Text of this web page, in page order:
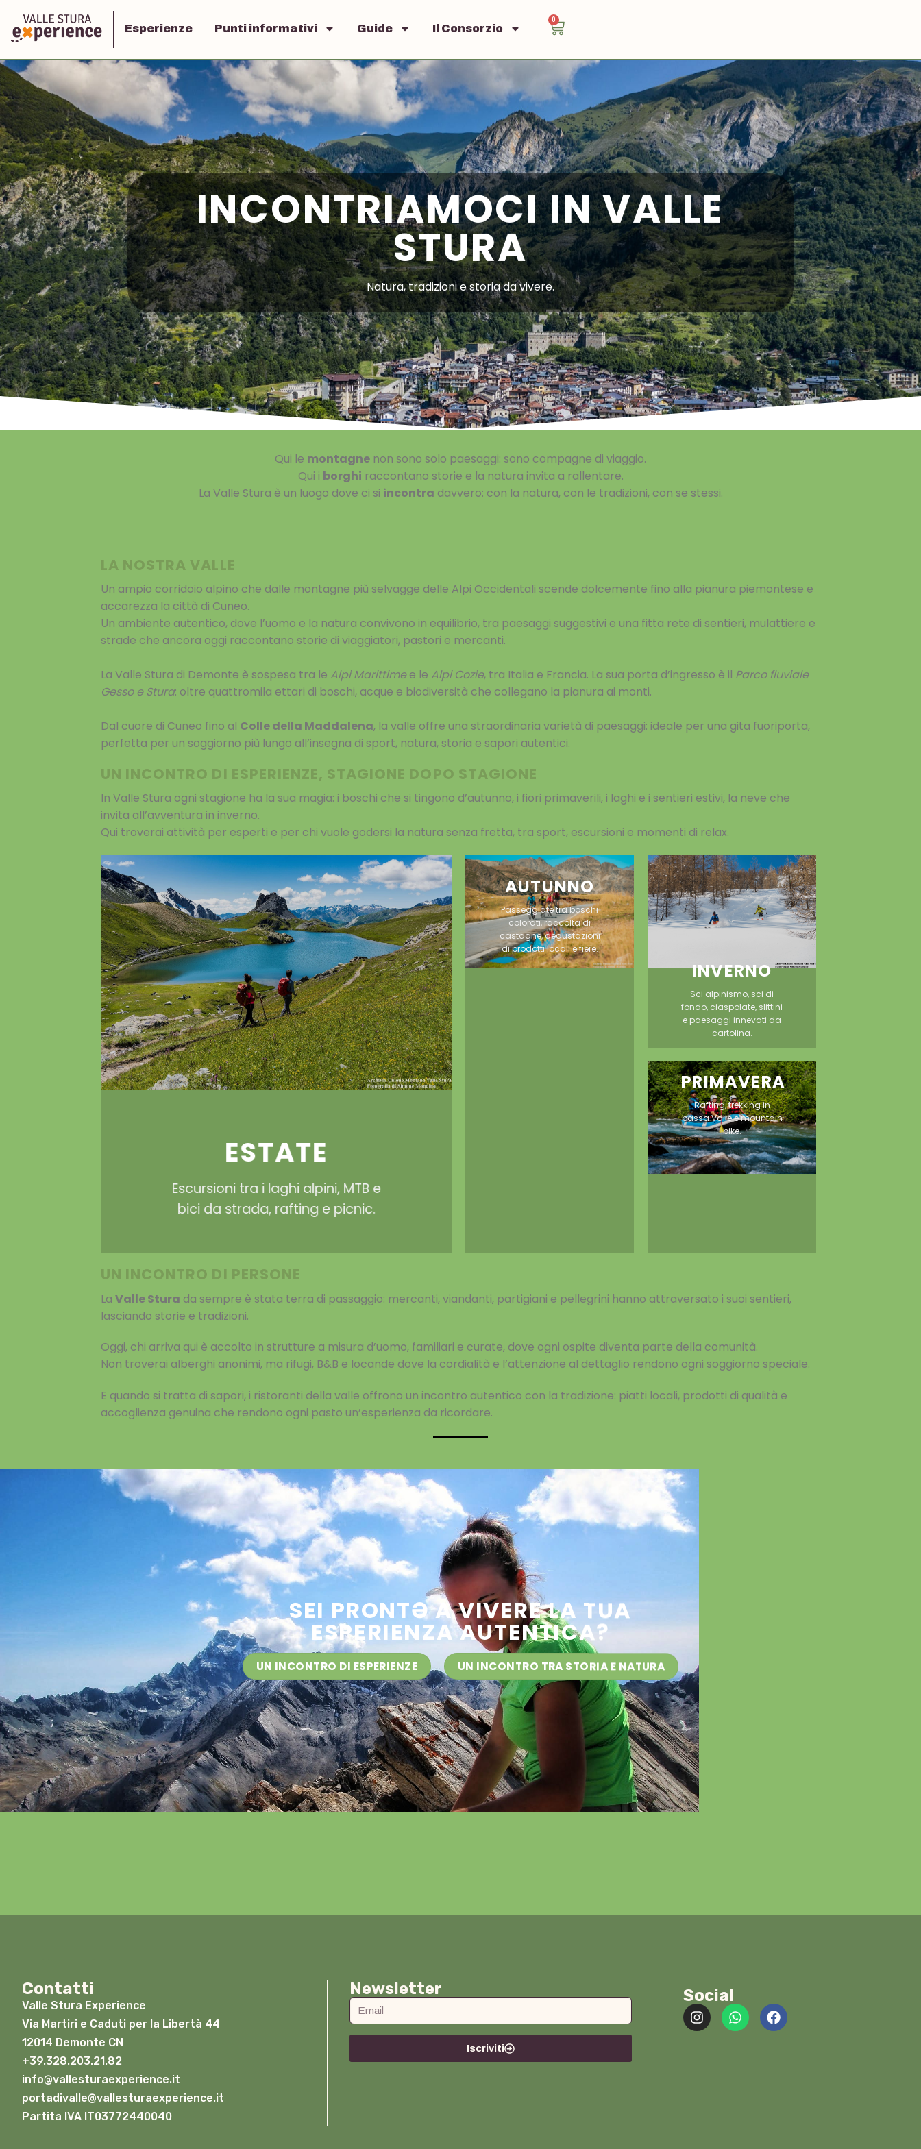
0
Esperienze Punti informativi Guide Il Consorzio
INCONTRIAMOCI IN VALLE
STURA
Natura, tradizioni e storia da vivere.
Qui le montagne non sono solo paesaggi: sono compagne di viaggio.
Qui i borghi raccontano storie e la natura invita a rallentare.
La Valle Stura è un luogo dove ci si incontra davvero: con la natura, con le tradizioni, con se stessi.
LA NOSTRA VALLE
Un ampio corridoio alpino che dalle montagne più selvagge delle Alpi Occidentali scende dolcemente fino alla pianura piemontese e
accarezza la città di Cuneo.
Un ambiente autentico, dove l’uomo e la natura convivono in equilibrio, tra paesaggi suggestivi e una fitta rete di sentieri, mulattiere e
strade che ancora oggi raccontano storie di viaggiatori, pastori e mercanti.
La Valle Stura di Demonte è sospesa tra le Alpi Marittimee le Alpi Cozie, tra Italia e Francia. La sua porta d’ingresso è il Parco fluviale
Gesso e Stura: oltre quattromila ettari di boschi, acque e biodiversità che collegano la pianura ai monti.
Dal cuore di Cuneo fino al Colle della Maddalena, la valle offre una straordinaria varietà di paesaggi: ideale per una gita fuoriporta,
perfetta per un soggiorno più lungo all’insegna di sport, natura, storia e sapori autentici.
UN INCONTRO DI ESPERIENZE, STAGIONE DOPO STAGIONE
In Valle Stura ogni stagione ha la sua magia: i boschi che si tingono d’autunno, i fiori primaverili, i laghi e i sentieri estivi, la neve che
invita all’avventura in inverno.
Qui troverai attività per esperti e per chi vuole godersi la natura senza fretta, tra sport, escursioni e momenti di relax.
ESTATE
Escursioni tra i laghi alpini, MTB e
bici da strada, rafting e picnic.
AUTUNNO
Passeggiate tra boschi
colorati, raccolta di
castagne, degustazioni
di prodotti locali e fiere.
INVERNO
Sci alpinismo, sci di
fondo, ciaspolate, slittini
e paesaggi innevati da
cartolina.
PRIMAVERA
Rafting, trekking in
bassa Valle e mountain
bike.
UN INCONTRO DI PERSONE
La Valle Stura da sempre è stata terra di passaggio: mercanti, viandanti, partigiani e pellegrini hanno attraversato i suoi sentieri,
lasciando storie e tradizioni.
Oggi, chi arriva qui è accolto in strutture a misura d’uomo, familiari e curate, dove ogni ospite diventa parte della comunità.
Non troverai alberghi anonimi, ma rifugi, B&B e locande dove la cordialità e l’attenzione al dettaglio rendono ogni soggiorno speciale.
E quando si tratta di sapori, i ristoranti della valle offrono un incontro autentico con la tradizione: piatti locali, prodotti di qualità e
accoglienza genuina che rendono ogni pasto un’esperienza da ricordare.
SEI PRONTƏ A VIVERE LA TUA
ESPERIENZA AUTENTICA?
UN INCONTRO DI ESPERIENZE UN INCONTRO TRA STORIA E NATURA
Contatti
Valle Stura Experience
Via Martiri e Caduti per la Libertà 44
12014 Demonte CN
+39.328.203.21.82
info@vallesturaexperience.it
portadivalle@vallesturaexperience.it
Partita IVA IT03772440040
Newsletter
Iscriviti
Social